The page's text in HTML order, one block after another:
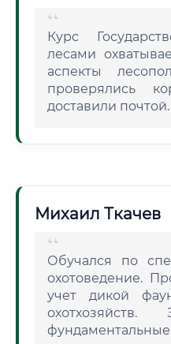
Курс
лесами
аспекты
проверялись
доставили почтой.
Михаил Ткачев
Обучался по
охотоведение.
учет дикой
охотхозяйств.